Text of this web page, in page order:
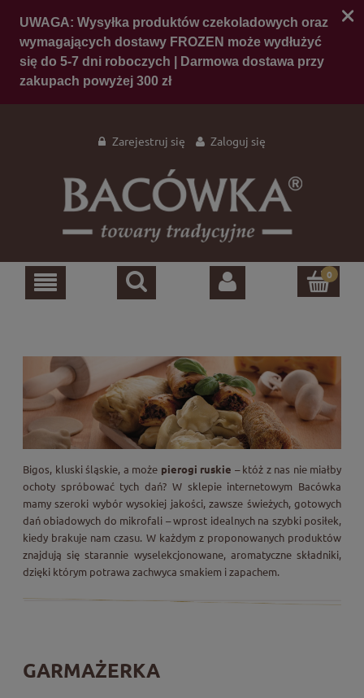
Zarejestruj się Zaloguj się
Bigos, kluski śląskie, a może pierogi ruskie – któż z nas nie miałby
ochoty spróbować tych dań? W sklepie internetowym Bacówka
mamy szeroki wybór wysokiej jakości, zawsze świeżych, gotowych
dań obiadowych do mikrofali – wprost idealnych na szybki posiłek,
kiedy brakuje nam czasu. W każdym z proponowanych produktów
znajdują się starannie wyselekcjonowane, aromatyczne składniki,
dzięki którym potrawa zachwyca smakiem i zapachem.
GARMAŻERKA